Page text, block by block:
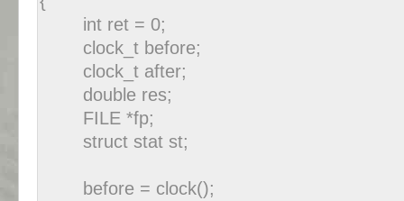
int ret = 0;
clock_t before;
clock_t after;
double res;
FILE *fp;
struct stat st;
before = clock();